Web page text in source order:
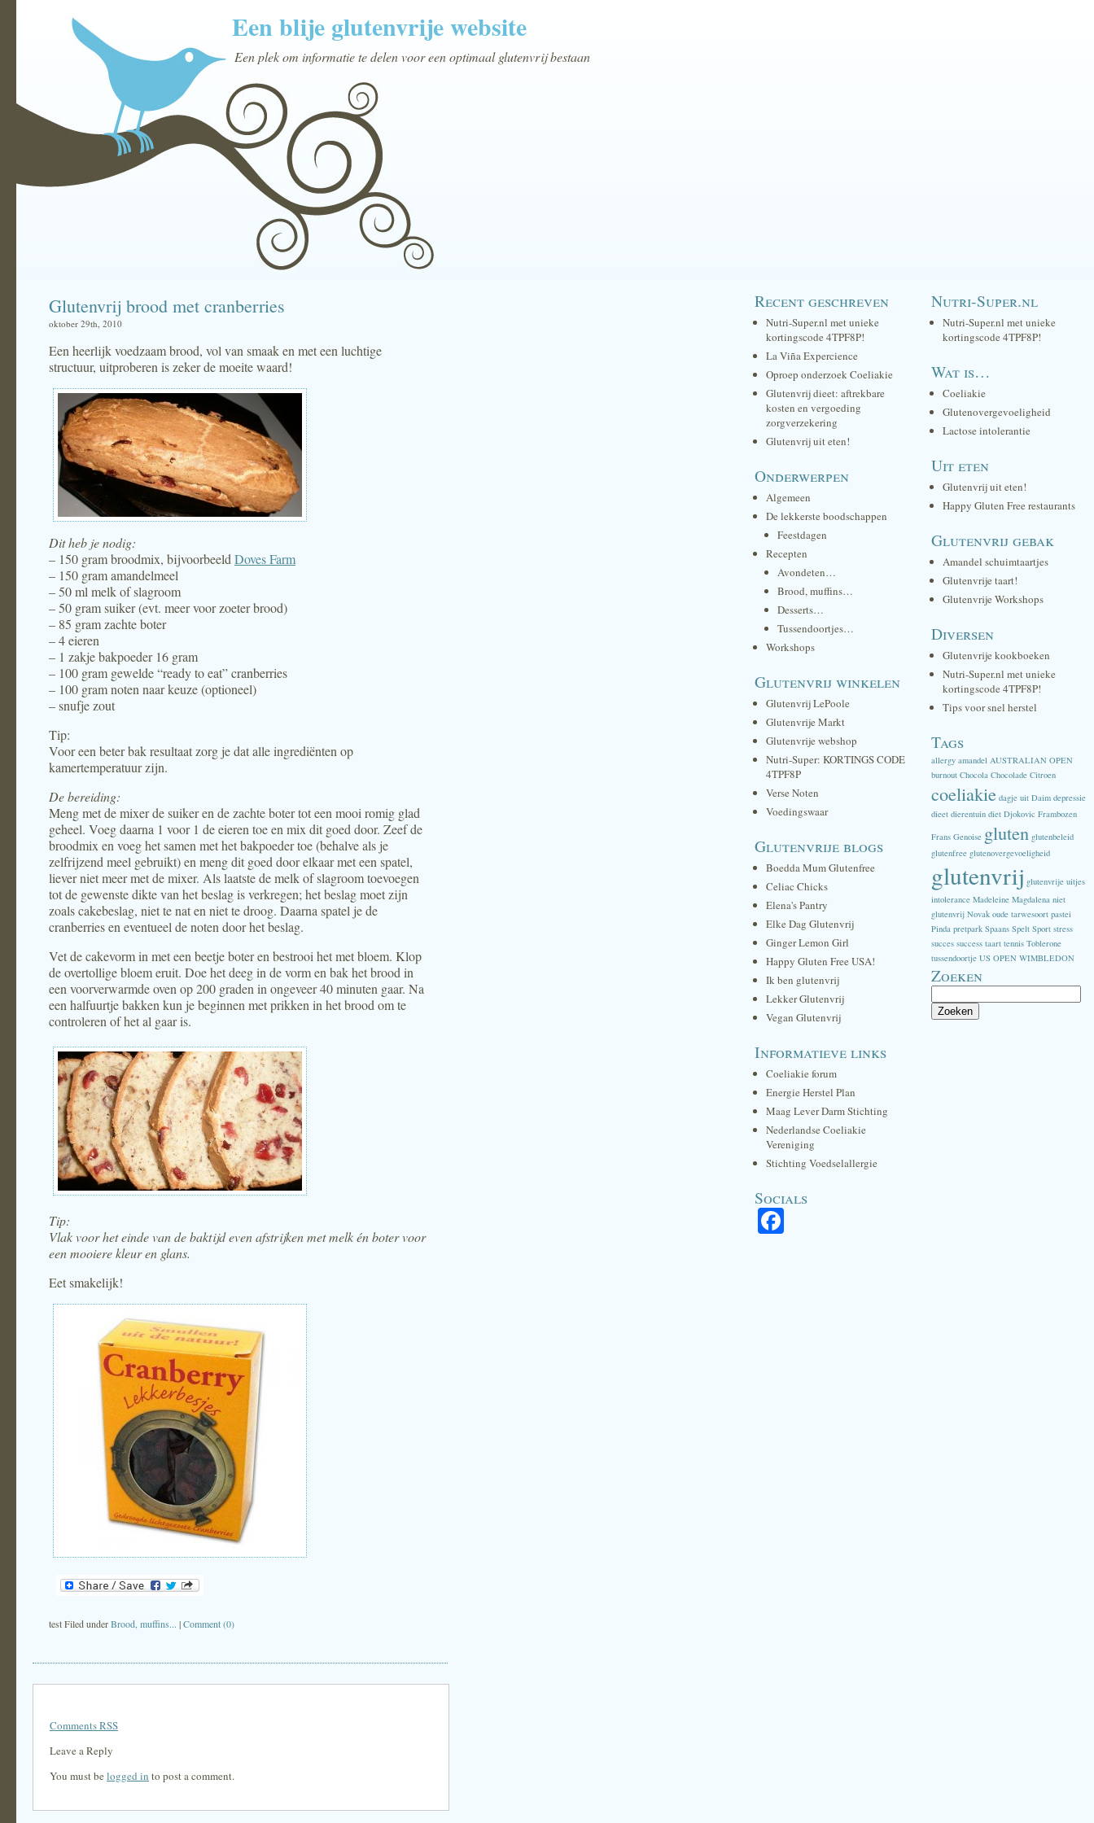
Een blije glutenvrije website
Een plek om informatie te delen voor een optimaal glutenvrij bestaan
Glutenvrij brood met cranberries
oktober 29th, 2010
Een heerlijk voedzaam brood, vol van smaak en met een luchtige
structuur, uitproberen is zeker de moeite waard!
Dit heb je nodig:
– 150 gram broodmix, bijvoorbeeld Doves Farm
– 150 gram amandelmeel
– 50 ml melk of slagroom
– 50 gram suiker (evt. meer voor zoeter brood)
– 85 gram zachte boter
– 4 eieren
– 1 zakje bakpoeder 16 gram
– 100 gram gewelde “ready to eat” cranberries
– 100 gram noten naar keuze (optioneel)
– snufje zout
Tip:
Voor een beter bak resultaat zorg je dat alle ingrediënten op
kamertemperatuur zijn.
De bereiding:
Meng met de mixer de suiker en de zachte boter tot een mooi romig glad
geheel. Voeg daarna 1 voor 1 de eieren toe en mix dit goed door. Zeef de
broodmix en voeg het samen met het bakpoeder toe (behalve als je
zelfrijzend meel gebruikt) en meng dit goed door elkaar met een spatel,
liever niet meer met de mixer. Als laatste de melk of slagroom toevoegen
tot de gewenste dikte van het beslag is verkregen; het beslag moet zijn
zoals cakebeslag, niet te nat en niet te droog. Daarna spatel je de
cranberries en eventueel de noten door het beslag.
Vet de cakevorm in met een beetje boter en bestrooi het met bloem. Klop
de overtollige bloem eruit. Doe het deeg in de vorm en bak het brood in
een voorverwarmde oven op 200 graden in ongeveer 40 minuten gaar. Na
een halfuurtje bakken kun je beginnen met prikken in het brood om te
controleren of het al gaar is.
Tip:
Vlak voor het einde van de baktijd even afstrijken met melk én boter voor
een mooiere kleur en glans.
Eet smakelijk!
test Filed underBrood, muffins... |Comment (0)
Comments RSS
Leave a Reply
You must be logged in to post a comment.
Recent geschreven
Nutri-Super.nl met unieke
kortingscode 4TPF8P!
La Viña Expercience
Oproep onderzoek Coeliakie
Glutenvrij dieet: aftrekbare
kosten en vergoeding
zorgverzekering
Glutenvrij uit eten!
Onderwerpen
Algemeen
De lekkerste boodschappen
Feestdagen
Recepten
Avondeten…
Brood, muffins…
Desserts…
Tussendoortjes…
Workshops
Glutenvrij winkelen
Glutenvrij LePoole
Glutenvrije Markt
Glutenvrije webshop
Nutri-Super: KORTINGS CODE
4TPF8P
Verse Noten
Voedingswaar
Glutenvrije blogs
Boedda Mum Glutenfree
Celiac Chicks
Elena's Pantry
Elke Dag Glutenvrij
Ginger Lemon Girl
Happy Gluten Free USA!
Ik ben glutenvrij
Lekker Glutenvrij
Vegan Glutenvrij
Informatieve links
Coeliakie forum
Energie Herstel Plan
Maag Lever Darm Stichting
Nederlandse Coeliakie
Vereniging
Stichting Voedselallergie
Socials
Nutri-Super.nl
Nutri-Super.nl met unieke
kortingscode 4TPF8P!
Wat is…
Coeliakie
Glutenovergevoeligheid
Lactose intolerantie
Uit eten
Glutenvrij uit eten!
Happy Gluten Free restaurants
Glutenvrij gebak
Amandel schuimtaartjes
Glutenvrije taart!
Glutenvrije Workshops
Diversen
Glutenvrije kookboeken
Nutri-Super.nl met unieke
kortingscode 4TPF8P!
Tips voor snel herstel
Tags
allergy amandel AUSTRALIAN OPEN
burnout Chocola Chocolade Citroen
coeliakie dagje uit Daim depressie
dieet dierentuin diet Djokovic Frambozen
Frans Genoise gluten glutenbeleid
glutenfree glutenovergevoeligheid
glutenvrij glutenvrije uitjes
intolerance Madeleine Magdalena niet
glutenvrij Novak oude tarwesoort pastei
Pinda pretpark Spaans Spelt Sport stress
succes success taart tennis Toblerone
tussendoortje US OPEN WIMBLEDON
Zoeken
naar: